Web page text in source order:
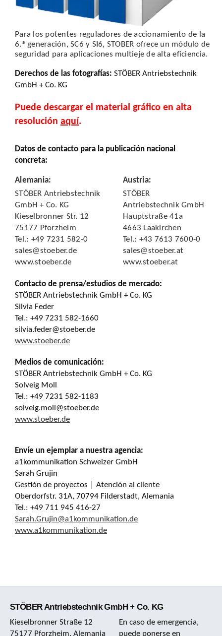
Para los potentes reguladores de accionamiento de la
6.ª generación, SC6 y SI6, STOBER ofrece un módulo de
seguridad para aplicaciones multieje de alta eficiencia.
Derechos de las fotografías: STÖBER Antriebstechnik
GmbH + Co. KG
Puede descargar el material gráfico en alta
resolución aquí.
Datos de contacto para la publicación nacional
concreta:
Alemania: Austria:
STÖBER Antriebstechnik
GmbH + Co. KG
Kieselbronner Str. 12
75177 Pforzheim
Tel.: +49 7231 582-0
sales@stoeber.de
www.stoeber.de
STÖBER
Antriebstechnik GmbH
Hauptstraße 41a
4663 Laakirchen
Tel.: +43 7613 7600-0
sales@stoeber.at
www.stoeber.at
Contacto de prensa/estudios de mercado:
STÖBER Antriebstechnik GmbH + Co. KG
Silvia Feder
Tel.: +49 7231 582-1660
silvia.feder@stoeber.de
www.stoeber.de
Medios de comunicación:
STÖBER Antriebstechnik GmbH + Co. KG
Solveig Moll
Tel.: +49 7231 582-1183
solveig.moll@stoeber.de
www.stoeber.de
Envíe un ejemplar a nuestra agencia:
a1kommunikation Schweizer GmbH
Sarah Grujin
Gestión de proyectos │ Atención al cliente
Oberdorfstr. 31A, 70794 Filderstadt, Alemania
Tel.: +49 711 945 416-27
Sarah.Grujin@a1kommunikation.de
www.a1kommunikation.de
STÖBER Antriebstechnik GmbH + Co. KG
Kieselbronner Straße 12
75177 Pforzheim, Alemania
En caso de emergencia,
puede ponerse en